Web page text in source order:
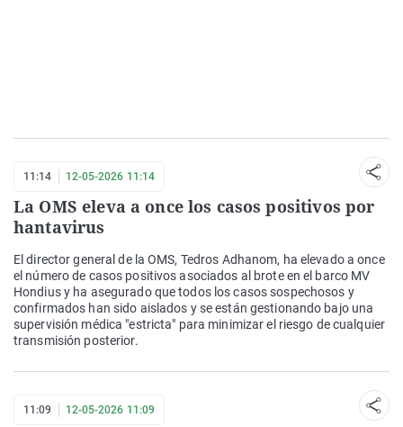
11:14 12-05-2026 11:14
La OMS eleva a once los casos positivos por
hantavirus
El director general de la OMS, Tedros Adhanom, ha elevado a once
el número de casos positivos asociados al brote en el barco MV
Hondius y ha asegurado que todos los casos sospechosos y
confirmados han sido aislados y se están gestionando bajo una
supervisión médica "estricta" para minimizar el riesgo de cualquier
transmisión posterior.
11:09 12-05-2026 11:09